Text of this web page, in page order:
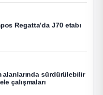
Regatta’da J70 etabı
alanlarında sürdürülebilir
çalışmaları